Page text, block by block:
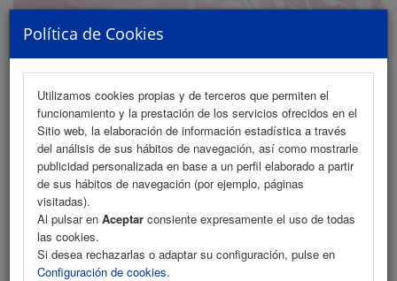
Política de Cookies
Utilizamos cookies propias y de terceros que permiten el
funcionamiento y la prestación de los servicios ofrecidos en el
Sitio web, la elaboración de información estadística a través
del análisis de sus hábitos de navegación, así como mostrarle
publicidad personalizada en base a un perfil elaborado a partir
de sus hábitos de navegación (por ejemplo, páginas
visitadas).
Al pulsar en Aceptar consiente expresamente el uso de todas
las cookies.
Si desea rechazarlas o adaptar su configuración, pulse en
Configuración de cookies.
MENU
Información de Reservas
Información de reservas